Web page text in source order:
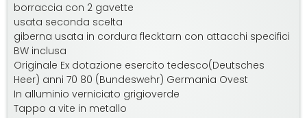
borraccia con 2 gavette
usata seconda scelta
giberna usata in cordura flecktarn con attacchi specifici
BW inclusa
Originale Ex dotazione esercito tedesco(Deutsches
Heer) anni 70 80 (Bundeswehr) Germania Ovest
In alluminio verniciato grigioverde
Tappo a vite in metallo